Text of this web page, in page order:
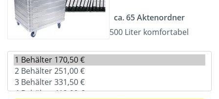
ca. 65 Aktenordner
500 Liter komfortabel